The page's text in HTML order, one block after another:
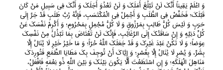
وَ اعْلَمْ یَقِیناً أَنَّکَ لَنْ تَبْلُغَ أَمَلَکَ وَ لَنْ تَعْدُوَ أَجَلَکَ وَ أَنَّکَ فِی سَبِیلِ مَنْ کَانَ
قَبْلَکَ؛ فَخَفِّضْ فِی الطَّلَبِ وَ أَجْمِلْ فِی الْمُکْتَسَبِ، فَإِنَّهُ رُبَّ طَلَبٍ قَدْ جَرَّ إِلَى
حَرَبٍ وَ لَیْسَ کُلُّ طَالِبٍ بِمَرْزُوقٍ وَ لَا کُلُّ مُجْمِلٍ بِمَحْرُومٍ؛ وَ أَکْرِمْ نَفْسَکَ عَنْ
کُلِّ دَنِیَّهٍ وَ إِنْ سَاقَتْکَ إِلَى الرَّغَائِبِ، فَإِنَّکَ لَنْ تَعْتَاضَ بِمَا تَبْذُلُ مِنْ نَفْسِکَ
عِوَضاً؛ وَ لَا تَکُنْ عَبْدَ غَیْرِکَ وَ قَدْ جَعَلَکَ اللَّهُ حُرّاً؛ وَ مَا خَیْرُ خَیْرٍ لَا یُنَالُ إِلَّا
بِشَرٍّ، وَ یُسْرٍ لَا یُنَالُ إِلَّا بِعُسْرٍ؛ وَ إِیَّاکَ أَنْ تُوجِفَ بِکَ مَطَایَا الطَّمَعِ فَتُورِدَکَ
مَنَاهِلَ الْهَلَکَهِ؛ وَ إِنِ اسْتَطَعْتَ أَلَّا یَکُونَ بَیْنَکَ وَ بَیْنَ اللَّهِ ذُو نِعْمَهٍ فَافْعَلْ،